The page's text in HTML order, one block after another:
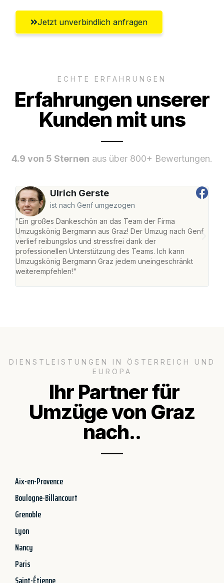
Jetzt unverbindlich anfragen
ECHTE ERFAHRUNGEN
Erfahrungen unserer
Kunden mit uns
4.9 von 5 Sternen aus über 800+ Bewertungen.
Ulrich Gerste
ist nach Genf umgezogen
"Ein großes Dankeschön an das Team der Firma
Umzugskönig Bergmann aus Graz! Der Umzug nach Genf
verlief reibungslos und stressfrei dank der
professionellen Unterstützung des Teams. Ich kann
Umzugskönig Bergmann Graz jedem uneingeschränkt
weiterempfehlen!"
DIENSTLEISTUNGEN IN ÖSTERREICH UND
EUROPA
Ihr Partner für
Umzüge von Graz
nach..
Aix-en-Provence
Boulogne-Billancourt
Grenoble
Lyon
Nancy
Paris